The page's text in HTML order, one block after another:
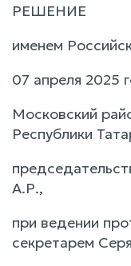
РЕШЕНИЕ
именем
07 апреля 2025
Московский
Республики
А.Р.,
при ведении
секретарем